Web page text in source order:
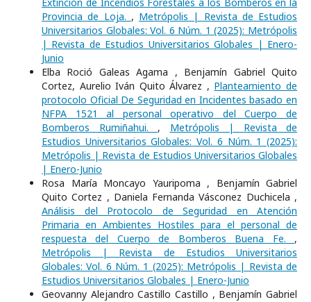
Extinción de Incendios Forestales a los Bomberos en la
Provincia de Loja. , Metrópolis | Revista de Estudios
Universitarios Globales: Vol. 6 Núm. 1 (2025): Metrópolis
| Revista de Estudios Universitarios Globales | Enero-
Junio
Elba Roció Galeas Agama , Benjamín Gabriel Quito
Cortez, Aurelio Iván Quito Álvarez , Planteamiento de
protocolo Oficial De Seguridad en Incidentes basado en
NFPA 1521 al personal operativo del Cuerpo de
Bomberos Rumiñahui. , Metrópolis | Revista de
Estudios Universitarios Globales: Vol. 6 Núm. 1 (2025):
Metrópolis | Revista de Estudios Universitarios Globales
| Enero-Junio
Rosa María Moncayo Yauripoma , Benjamín Gabriel
Quito Cortez , Daniela Fernanda Vásconez Duchicela ,
Análisis del Protocolo de Seguridad en Atención
Primaria en Ambientes Hostiles para el personal de
respuesta del Cuerpo de Bomberos Buena Fe. ,
Metrópolis | Revista de Estudios Universitarios
Globales: Vol. 6 Núm. 1 (2025): Metrópolis | Revista de
Estudios Universitarios Globales | Enero-Junio
Geovanny Alejandro Castillo Castillo , Benjamín Gabriel